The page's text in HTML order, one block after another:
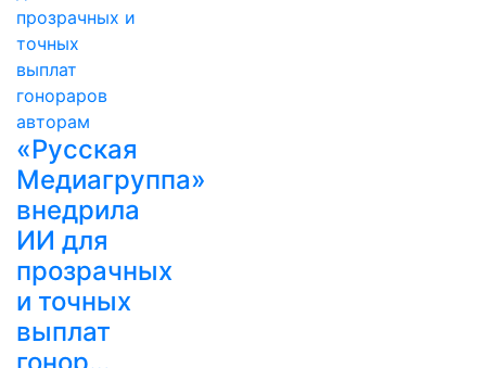
«Русская
Медиагруппа»
внедрила
ИИ для
прозрачных
и точных
выплат
гонор…